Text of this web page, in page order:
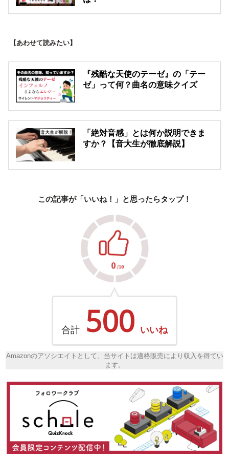
【あわせて読みたい】
『残酷な天使のテーゼ』の「テー
ゼ」って何？曲名の意味クイズ
「絶対音感」とは何か説明できま
すか？【音大生が徹底解説】
この記事が「いいね！」と思ったらタップ！
合計 500 いいね
Amazonのアソシエイトとして、当サイトは適格販売により収入を得てい
ます。